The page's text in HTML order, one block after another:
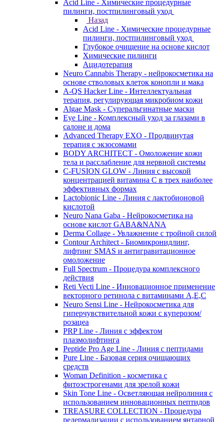
Acid Line - Химические процедурные
пилинги, постпилинговый уход
Назад
Acid Line - Химические процедурные
пилинги, постпилинговый уход
Глубокое очищение на основе кислот
Химические пилинги
Ацидотерапия
Neuro Cannabis Therapy - нейрокосметика на
основе стволовых клеток конопли и мака
A-QS Hacker Line - Интеллектуальная
терапия, регулирующая микробиом кожи
Algae Mask - Суперальгинатные маски
Eye Line - Комплексный уход за глазами в
салоне и дома
Advanced Therapy EXO - Продвинутая
терапия с экзосомами
BODY ARCHITECT - Омоложение кожи
тела и расслабление для нервной системы
C-FUSION GLOW - Линия с высокой
концентрацией витамина C в трех наиболее
эффективных формах
Lactobionic Line - Линия с лактобионовой
кислотой
Neuro Nana Gaba - Нейрокосметика на
основе кислот GABA&NANA
Derma Collage - Увлажнение с тройной силой
Contour Architect - Биомикронидлинг,
лифтинг SMAS и антигравитационное
омоложение
Full Spectrum - Процедура комплексного
действия
Reti Vecti Line - Инновационное применение
векторного ретинола с витаминами A,Е,С
Neuro Sensi Line - Нейрокосметика для
гиперчувствительной кожи с куперозом/
розацеа
PRP Line - Линия с эффектом
плазмолифтинга
Peptide Pro Age Line - Линия с пептидами
Pure Line - Базовая серия очищающих
средств
Woman Definition - косметика с
фитоэстрогенами для зрелой кожи
Skin Tone Line - Осветляющая нейролиния с
использованием инновационных пептидов
TREASURE COLLECTION - Процедура
редермализации с использованием янтарной